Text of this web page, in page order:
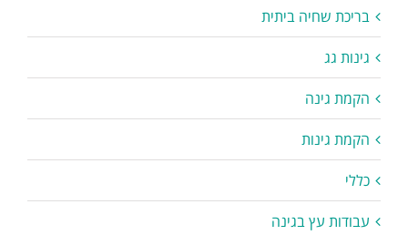
בריכת שחיה ביתית
גינות גג
הקמת גינה
הקמת גינות
כללי
עבודות עץ בגינה